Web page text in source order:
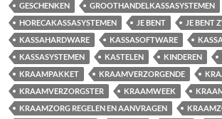
GESCHENKEN
GROOTHANDELKASSASYSTEMEN
HORECAKASSASYSTEMEN
JE BENT
JE BENT
KASSAHARDWARE
KASSASOFTWARE
KASSASYSTEMEN
KASTELEN KINDEREN
KRAAMPAKKET
KRAAMVERZORGENDE
KRAAMVERZORGSTER
KRAAMWEEK
KRAAMZORG REGELEN EN AANVRAGEN